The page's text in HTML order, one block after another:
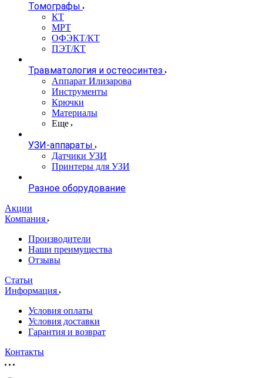
Томографы
КТ
МРТ
ОФЭКТ/КТ
ПЭТ/КТ
Травматология и остеосинтез
Аппарат Илизарова
Инструменты
Крючки
Материалы
Еще
УЗИ-аппараты
Датчики УЗИ
Принтеры для УЗИ
Разное оборудование
Акции
Компания
Производители
Наши преимущества
Отзывы
Статьи
Информация
Условия оплаты
Условия доставки
Гарантия и возврат
Контакты